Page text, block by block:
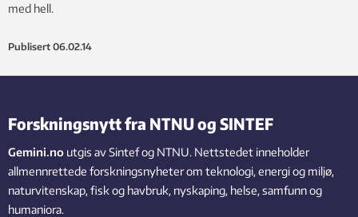
med hell.
Publisert 06.02.14
Forskningsnytt fra NTNU og SINTEF
Gemini.no utgis av Sintef og NTNU. Nettstedet inneholder
allmennrettede forskningsnyheter om teknologi, energi og miljø,
naturvitenskap, fisk og havbruk, nyskaping, helse, samfunn og
humaniora.